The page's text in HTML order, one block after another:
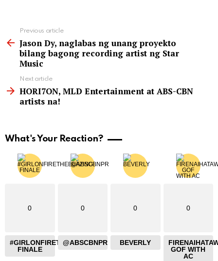
more
Previous article
Jason Dy, naglabas ng unang proyekto
bilang bagong recording artist ng Star
Music
Next article
HORI7ON, MLD Entertainment at ABS-CBN
artists na!
What's Your Reaction?
0
#GIRLONFIRETHEBLAZING
FINALE
0
@ABSCBNPR
0
BEVERLY
0
GOF WITH
AC